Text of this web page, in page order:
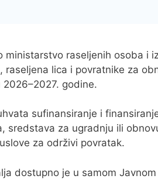
ministarstvo raseljenih osoba i
raseljena lica i povratnike za
2026–2027. godine.
sufinansiranje i
sredstava za ugradnju ili
za održivi povratak.
dostupno je u samom